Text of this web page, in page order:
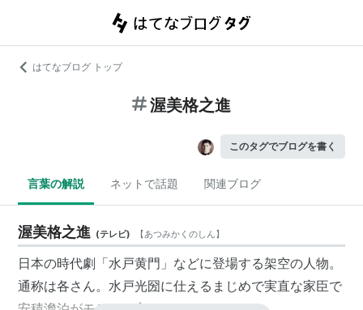
はてなブログ トップ
渥美格之進
このタグでブログを書く
言葉の解説 ネットで話題 関連ブログ
渥美格之進 (テレビ) 【あつみかくのしん】
日本の時代劇「水戸黄門」などに登場する架空の人物。
通称は各さん。水戸光圀に仕えるまじめで実直な家臣で